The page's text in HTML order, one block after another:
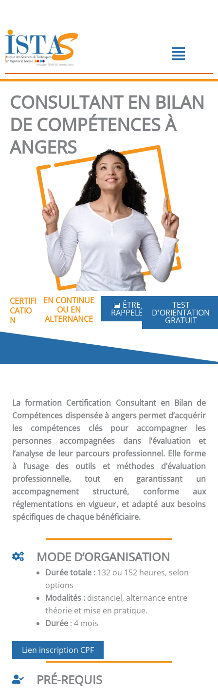
contenu
Menu
📅 PRENDRE RENDEZ-VOUS
CONSULTANT EN BILAN
DE COMPÉTENCES À
ANGERS
CERTIFI
CATIO
N
EN CONTINUE
OU EN
ALTERNANCE
📅 ÊTRE
RAPPELÉ
TEST
D'ORIENTATION
GRATUIT
La formation Certification Consultant en Bilan de
Compétences dispensée à angers permet d’acquérir
les compétences clés pour accompagner les
personnes accompagnées dans l’évaluation et
l’analyse de leur parcours professionnel. Elle forme
à l’usage des outils et méthodes d’évaluation
professionnelle, tout en garantissant un
accompagnement structuré, conforme aux
réglementations en vigueur, et adapté aux besoins
spécifiques de chaque bénéficiaire.
MODE D’ORGANISATION
Durée totale : 132 ou 152 heures, selon
options
Modalités : distanciel, alternance entre
théorie et mise en pratique.
Durée : 4 mois
Lien inscription CPF
PRÉ-REQUIS